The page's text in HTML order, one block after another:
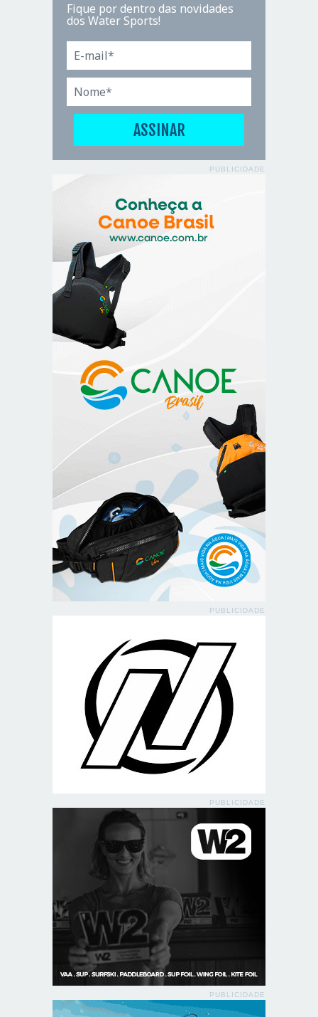
Fique por dentro das novidades
dos Water Sports!
PUBLICIDADE
PUBLICIDADE
PUBLICIDADE
PUBLICIDADE